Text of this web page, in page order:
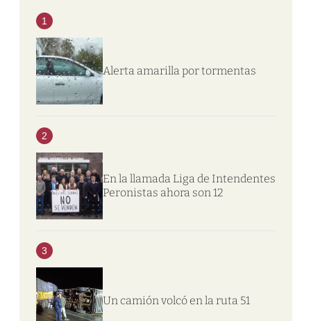
1
Alerta amarilla por tormentas
2
En la llamada Liga de Intendentes
Peronistas ahora son 12
3
Un camión volcó en la ruta 51